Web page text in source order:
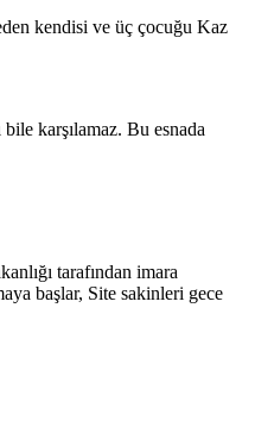
kendisi ve üç çocuğu Kaz
karşılamaz. Bu esnada
tarafından imara
başlar, Site sakinleri gece